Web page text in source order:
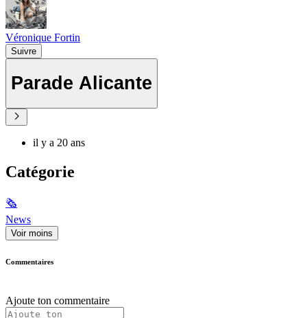
Véronique Fortin
Suivre
Parade Alicante
il y a 20 ans
Catégorie
🗞
News
Voir moins
Commentaires
Ajoute ton commentaire